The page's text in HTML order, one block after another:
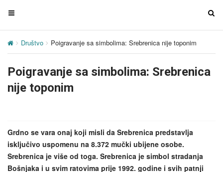
T
g
e
n
g
a
t
i
T
e
Društvo Poigravanje sa simbolima: Srebrenica nije toponim
Poigravanje sa simbolima: Srebrenica
nije toponim
Grdno se vara onaj koji misli da Srebrenica predstavlja
isključivo uspomenu na 8.372 mučki ubijene osobe.
Srebrenica je više od toga. Srebrenica je simbol stradanja
Bošnjaka i u svim ratovima prije 1992. godine i svih patnji